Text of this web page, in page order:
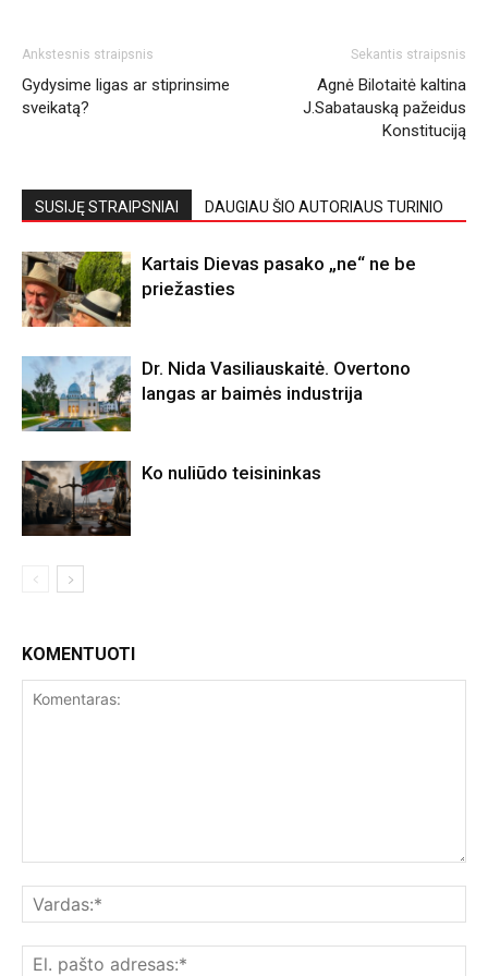
Ankstesnis straipsnis
Gydysime ligas ar stiprinsime
sveikatą?
Sekantis straipsnis
Agnė Bilotaitė kaltina
J.Sabatauską pažeidus
Konstituciją
SUSIJĘ STRAIPSNIAI DAUGIAU ŠIO AUTORIAUS TURINIO
Kartais Dievas pasako „ne“ ne be
priežasties
Dr. Nida Vasiliauskaitė. Overtono
langas ar baimės industrija
Ko nuliūdo teisininkas
KOMENTUOTI